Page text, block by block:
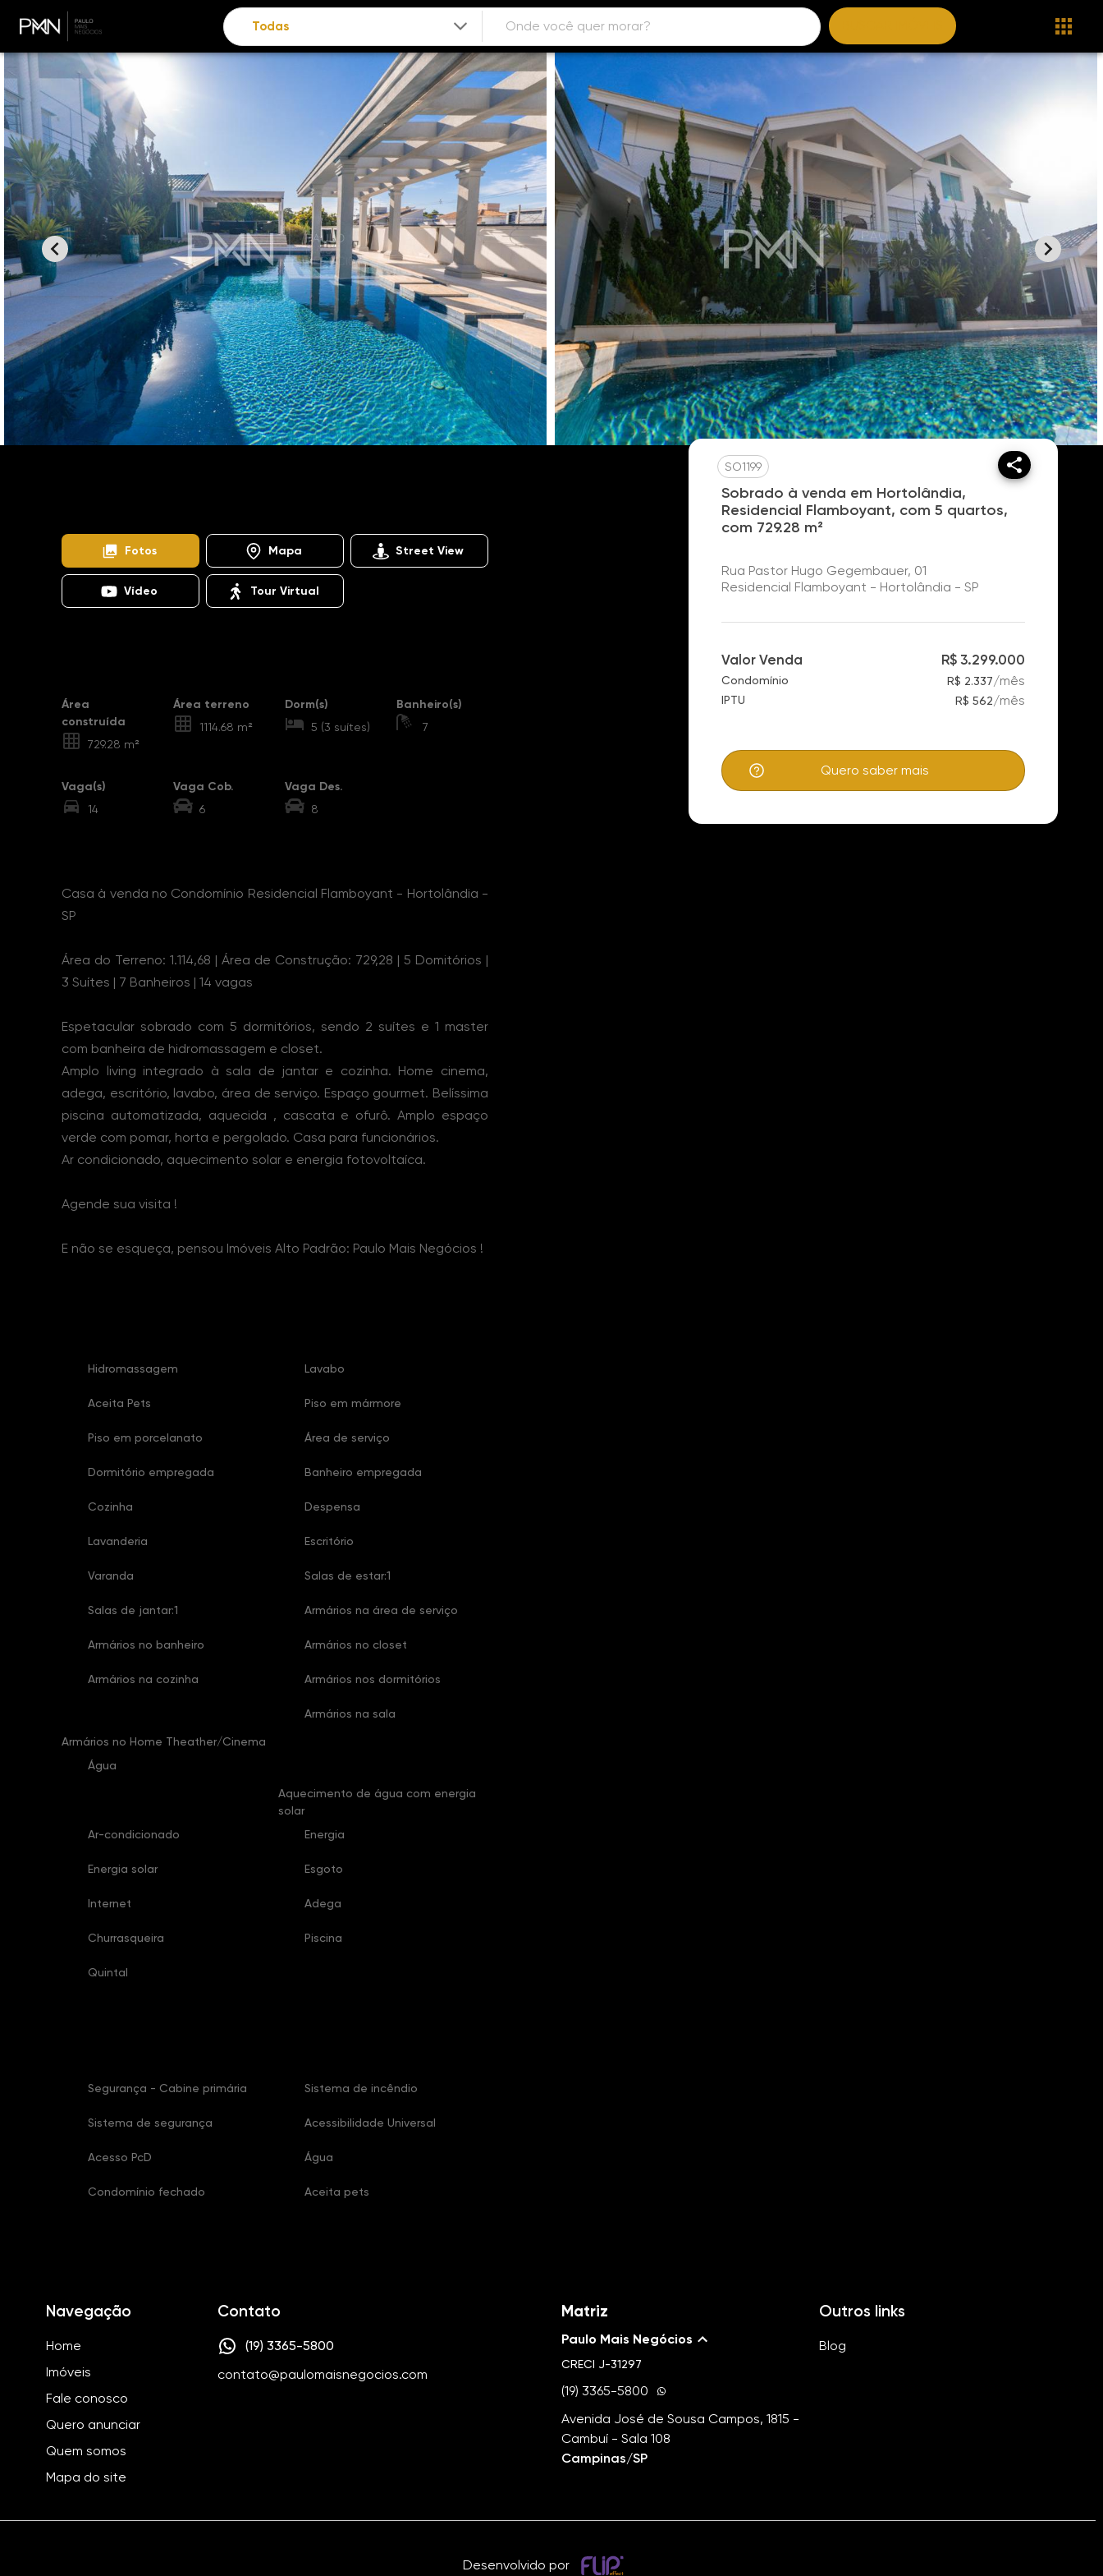
Fotos Mapa Street View
Vídeo Tour Virtual
Área
construída
729.28 m²
Área terreno
1114.68 m²
Dorm(s)
5 (3 suítes)
Banheiro(s)
7
Vaga(s)
14
Vaga Cob.
6
Vaga Des.
8
Casa à venda no Condomínio Residencial Flamboyant - Hortolândia -
SP
Área do Terreno: 1.114,68 | Área de Construção: 729,28 | 5 Domitórios |
3 Suítes | 7 Banheiros | 14 vagas
Espetacular sobrado com 5 dormitórios, sendo 2 suítes e 1 master
com banheira de hidromassagem e closet.
Amplo living integrado à sala de jantar e cozinha. Home cinema,
adega, escritório, lavabo, área de serviço. Espaço gourmet. Belíssima
piscina automatizada, aquecida , cascata e ofurô. Amplo espaço
verde com pomar, horta e pergolado. Casa para funcionários.
Ar condicionado, aquecimento solar e energia fotovoltaíca.
Agende sua visita !
E não se esqueça, pensou Imóveis Alto Padrão: Paulo Mais Negócios !
Hidromassagem Lavabo
Aceita Pets Piso em mármore
Piso em porcelanato Área de serviço
Dormitório empregada Banheiro empregada
Cozinha Despensa
Lavanderia Escritório
Varanda Salas de estar:1
Salas de jantar:1 Armários na área de serviço
Armários no banheiro Armários no closet
Armários na cozinha Armários nos dormitórios
Armários no Home Theather/Cinema
Armários na sala
Água
Aquecimento de água com energia
solar
Ar-condicionado
Energia
Energia solar Esgoto
Internet Adega
Churrasqueira Piscina
Quintal
Segurança - Cabine primária Sistema de incêndio
Sistema de segurança Acessibilidade Universal
Acesso PcD Água
Condomínio fechado Aceita pets
SO1199
Sobrado à venda em Hortolândia,
Residencial Flamboyant, com 5 quartos,
com 729.28 m²
Rua Pastor Hugo Gegembauer, 01
Residencial Flamboyant - Hortolândia - SP
Valor Venda R$ 3.299.000
Condomínio R$ 2.337/mês
IPTU R$ 562/mês
Quero saber mais
Navegação
Home
Imóveis
Fale conosco
Quero anunciar
Quem somos
Mapa do site
Contato
(19) 3365-5800
contato@paulomaisnegocios.com
Matriz
Paulo Mais Negócios
CRECI J-31297
(19) 3365-5800
Avenida José de Sousa Campos, 1815 -
Cambuí - Sala 108
Campinas/SP
Outros links
Blog
Desenvolvido por